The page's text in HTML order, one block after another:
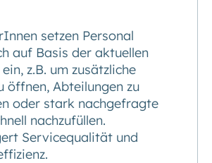
setzen Personal
auf Basis der aktuellen
z.B. um zusätzliche
öffnen, Abteilungen zu
oder stark nachgefragte
nachzufüllen.
Servicequalität und